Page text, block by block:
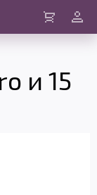
Войти
и 15